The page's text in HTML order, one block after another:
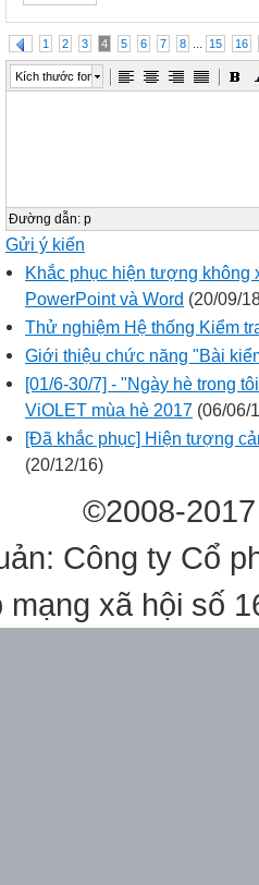
1 2 3 4 5 6 7 8 15 16
Kích thước font
Đường dẫn: p
Gửi ý kiến
Khắc phục hiện tượng không
PowerPoint và Word (20/09/
Thử nghiệm Hệ thống Kiểm
Giới thiệu chức năng "Bài
[01/6-30/7] - "Ngày hè trong
ViOLET mùa hè 2017 (06/06/
[Đã khắc phục] Hiện tượng
(20/12/16)
©2008-
Công ty Cổ
mạng xã hội số